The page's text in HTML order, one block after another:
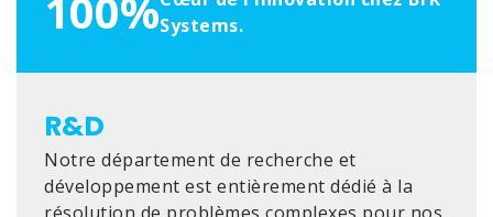
Systems.
R&D
Notre département de recherche et
développement est entièrement dédié à la